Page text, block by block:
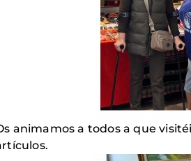
animamos a todos a que